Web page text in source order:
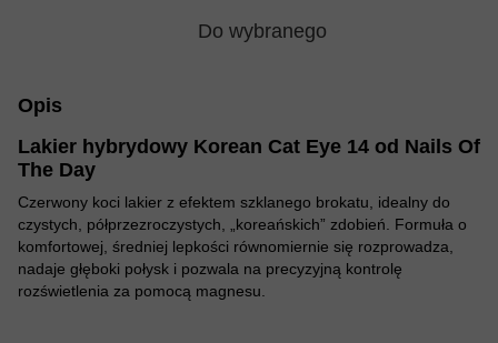
Do wybranego
Opis
Lakier hybrydowy Korean Cat Eye 14 od Nails Of
The Day
Czerwony koci lakier z efektem szklanego brokatu, idealny do
czystych, półprzezroczystych, „koreańskich” zdobień. Formuła o
komfortowej, średniej lepkości równomiernie się rozprowadza,
nadaje głęboki połysk i pozwala na precyzyjną kontrolę
rozświetlenia za pomocą magnesu.